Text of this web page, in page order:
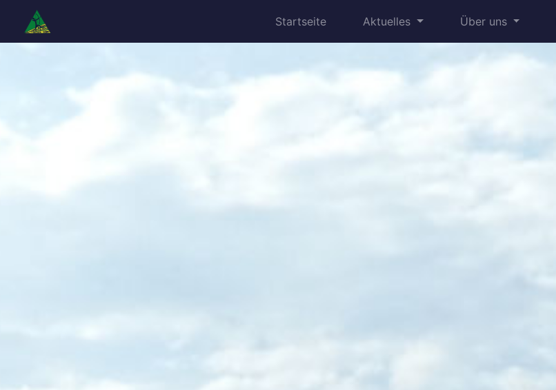
Startseite Aktuelles Über uns